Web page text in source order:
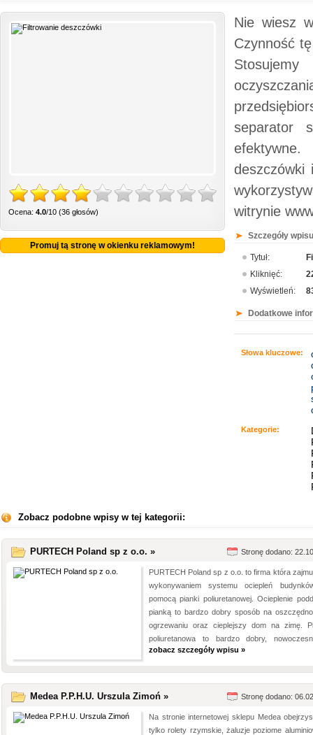
Ocena: 4.0/10 (36 głosów)
Promuj tą stronę w okienku reklamowym!
Nie wiesz
Czynność
separator
efektywne.
witrynie
Szczegóły
Tytuł:
Kliknięć:
Wyświetleń:
Dodatkowe
Słowa kluczowe:
Kategorie:
Zobacz podobne wpisy w tej kategorii:
PURTECH Poland sp z o.o. » Stronę dodano:
PURTECH Poland sp z o.o. to firma która
wykonywaniem systemu ociepleń
pomocą pianki poliuretanowej. Ocieplenie
pianką to bardzo dobry sposób na
ogrzewaniu oraz cieplejszy dom na zimę.
poliuretanowa to bardzo dobry,
zobacz szczegóły wpisu »
Medea P.P.H.U. Urszula Zimoń » Stronę dodano:
Na stronie internetowej sklepu Medea
tylko rolety rzymskie, żaluzje poziome